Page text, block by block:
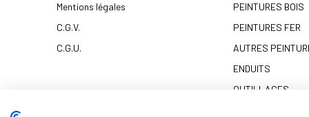
Mentions légales
C.G.V.
C.G.U.
PEINTURES BOIS
PEINTURES FER
AUTRES
ENDUITS
OUTILLAGES